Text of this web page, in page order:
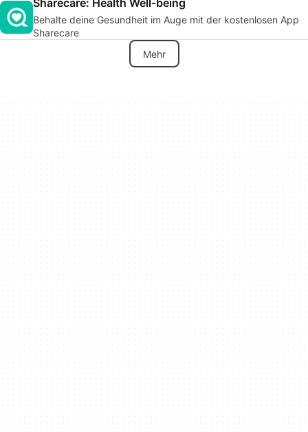
Sharecare: Health Well-being
Behalte deine Gesundheit im Auge mit der kostenlosen App
Sharecare
Mehr